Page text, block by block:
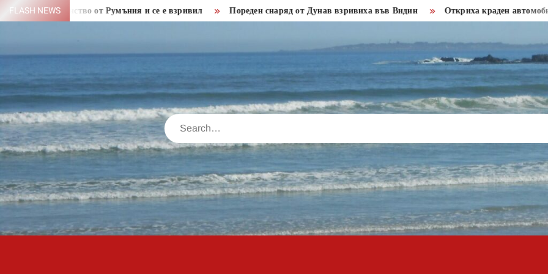
Skip
to
FLASH NEWSот Румъния и се е взривил Пореден снаряд от Дунав взривиха във Видин Откриха краден автомобил
Search